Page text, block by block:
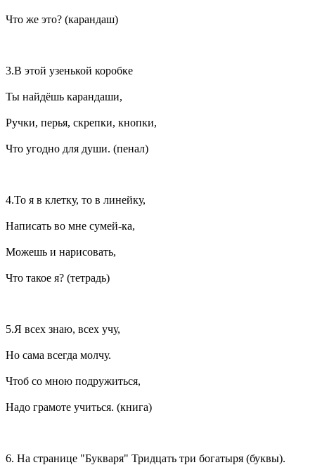
Что же это? (карандаш)
3.В этой узенькой коробке
Ты найдёшь карандаши,
Ручки, перья, скрепки, кнопки,
Что угодно для души. (пенал)
4.То я в клетку, то в линейку,
Написать во мне сумей-ка,
Можешь и нарисовать,
Что такое я? (тетрадь)
5.Я всех знаю, всех учу,
Но сама всегда молчу.
Чтоб со мною подружиться,
Надо грамоте учиться. (книга)
6. На странице "Букваря" Тридцать три богатыря (буквы).